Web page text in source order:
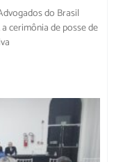
do Brasil
cerimônia de posse de